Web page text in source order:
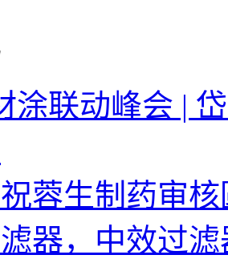
涂联动峰会 |
蓉生制药审
器，中效过